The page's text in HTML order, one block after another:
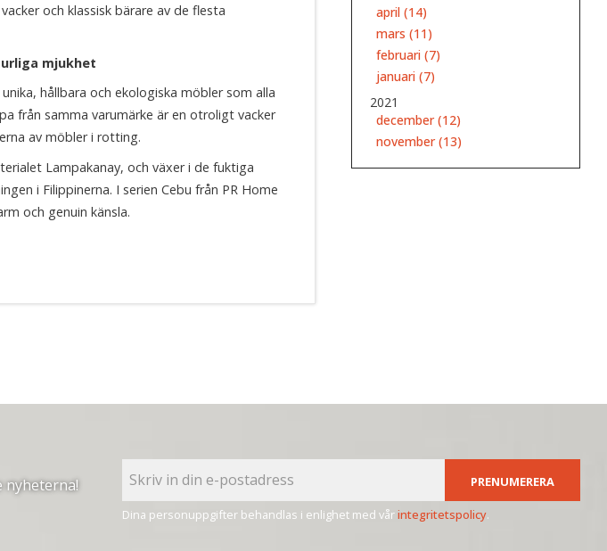
och klassisk bärare av de flesta
mjukhet
hållbara och ekologiska möbler som alla
från samma varumärke är en otroligt vacker
av möbler i rotting.
Lampakanay, och växer i de fuktiga
i Filippinerna. I serien Cebu från PR Home
och genuin känsla.
april (14)
mars (11)
februari (7)
januari (7)
2021
december (12)
november (13)
nyheterna! PRENUMERERA
Dina personuppgifter behandlas i enlighet med vårintegritetspolicy.